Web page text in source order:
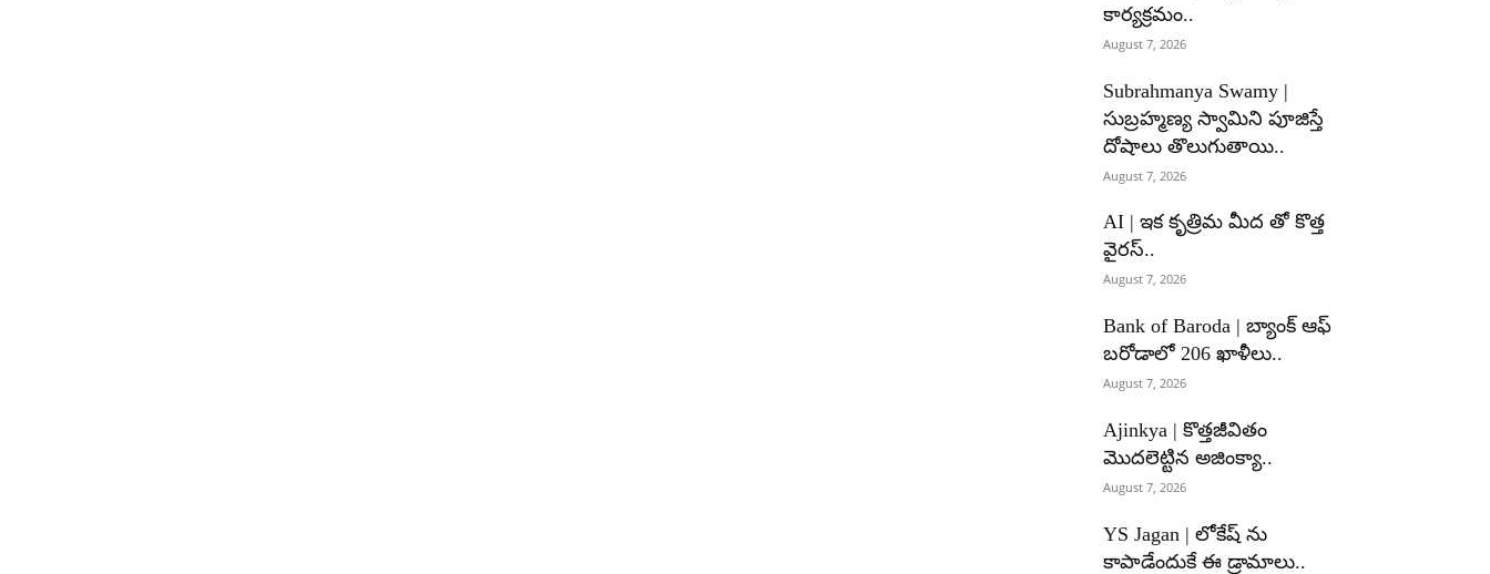
కార్యక్రమం..
August 7, 2026
Subrahmanya Swamy |
సుబ్రహ్మణ్య స్వామిని పూజిస్తే
దోషాలు తొలుగుతాయి..
August 7, 2026
AI | ఇక కృత్రిమ మీద తో కొత్త
వైరస్..
August 7, 2026
Bank of Baroda | బ్యాంక్‌ ఆఫ్‌
బరోడాలో 206 ఖాళీలు..
August 7, 2026
Ajinkya | కొత్తజీవితం
మొదలెట్టిన అజింక్యా..
August 7, 2026
YS Jagan | లోకేష్ ను
కాపాడేందుకే ఈ డ్రామాలు..